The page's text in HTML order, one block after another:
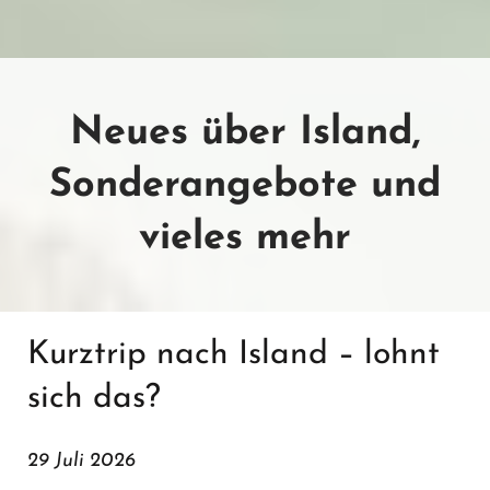
Neues über Island,
Sonderangebote und
vieles mehr
Kurztrip nach Island – lohnt
sich das?
29 Juli 2026